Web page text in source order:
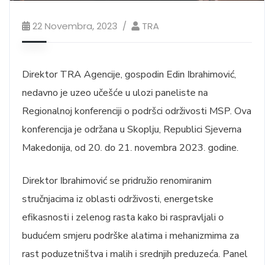
22 Novembra, 2023 TRA
Direktor TRA Agencije, gospodin Edin Ibrahimović,
nedavno je uzeo učešće u ulozi paneliste na
Regionalnoj konferenciji o podršci održivosti MSP. Ova
konferencija je održana u Skoplju, Republici Sjeverna
Makedonija, od 20. do 21. novembra 2023. godine.
Direktor Ibrahimović se pridružio renomiranim
stručnjacima iz oblasti održivosti, energetske
efikasnosti i zelenog rasta kako bi raspravljali o
budućem smjeru podrške alatima i mehanizmima za
rast poduzetništva i malih i srednjih preduzeća. Panel